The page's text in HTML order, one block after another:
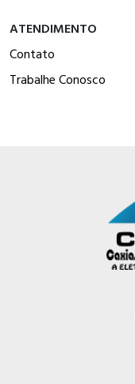
ATENDIMENTO
Contato
Trabalhe Conosco